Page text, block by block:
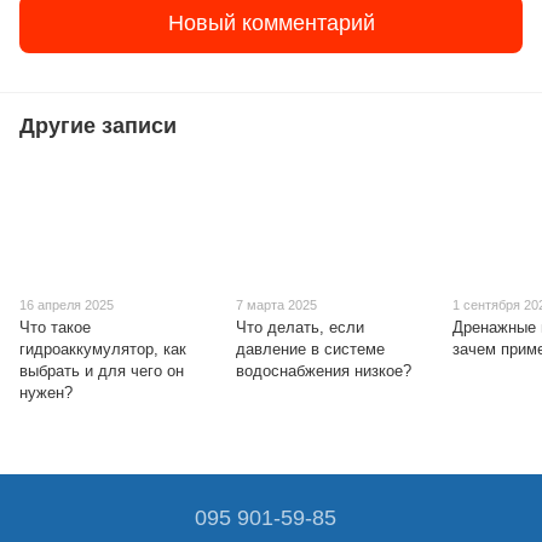
Новый комментарий
Другие записи
16 апреля 2025
Что такое
гидроаккумулятор, как
выбрать и для чего он
нужен?
7 марта 2025
Что делать, если
давление в системе
водоснабжения низкое?
1 сентября
Дренажные
зачем
095 901-59-85